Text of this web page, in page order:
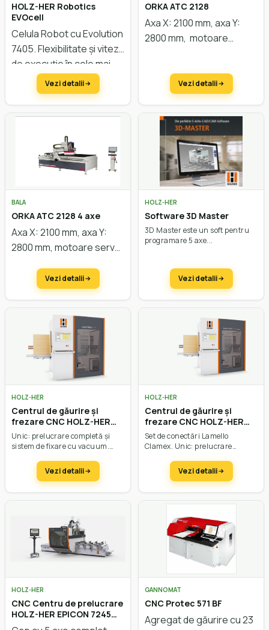
HOLZ-HER Robotics
EVOcell
Celula Robot cu Evolution
7405. Flexibilitate și viteză
de execuție în cele mai
mici spații.Vezi detalii
ORKA ATC 2128
Axa X: 2100 mm, axa Y:
2800 mm, motoare
/9,5 kW, schimbator de
sculelinear
Vezi detalii
BALA
ORKA ATC 2128 4 axe
Axa X: 2100 mm, axa Y:
2800 mm, motoare servo,
motor 8,5 /11 kW,
schimbator de
Vezi detalii
HOLZ-HER
Software 3D Master
3D Master este un soft pentru
programare 5 axe...
Vezi detalii
HOLZ-HER
Centrul de găurire și
frezare CNC HOLZ-HER
Evolution 7405 4mat
Unic: prelucrare completă și
sistem de fixare cu vacuum.
dotarea standard. Prelucrări în
X: 200 – 3200 mm.
Vezi detalii
HOLZ-HER
Centrul de găurire și
frezare CNC HOLZ-HER
Evolution 7405 4mat
Connect
Set de conectări Lamello
Clamex. Unic: prelucrare
vacuum. Agregat de găurire și
frezare în dotarea standard.
Vezi detalii
HOLZ-HER
CNC Centru de prelucrare
HOLZ-HER EPICON 7245
solid
GANNOMAT
CNC Protec 571 BF
Agregat de găurire cu 23